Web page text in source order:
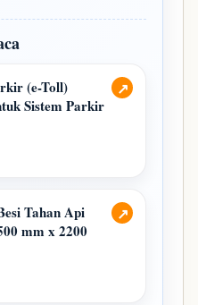
↗
(e-Toll)
Sistem Parkir
↗
Tahan Api
mm x 2200